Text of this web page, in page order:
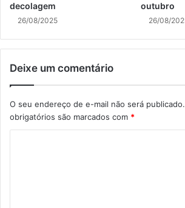
decolagem
26/08/2025
outubro
26/08/
Deixe um comentário
O seu endereço de e-mail não será publicado.
obrigatórios são marcados com *